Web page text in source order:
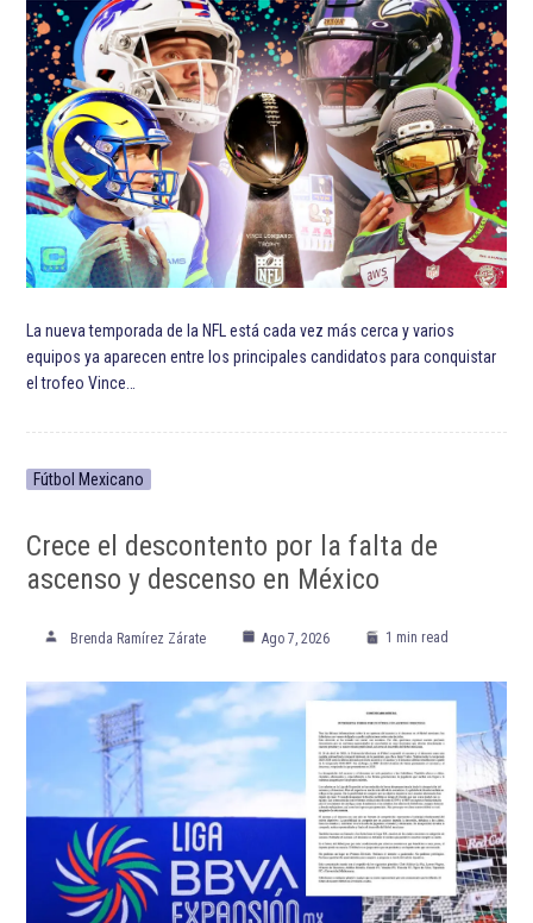
La nueva temporada de la NFL está cada vez más cerca y varios
equipos ya aparecen entre los principales candidatos para conquistar
el trofeo Vince…
Fútbol Mexicano
Crece el descontento por la falta de
ascenso y descenso en México
Brenda Ramírez Zárate Ago 7, 2026 1 min read